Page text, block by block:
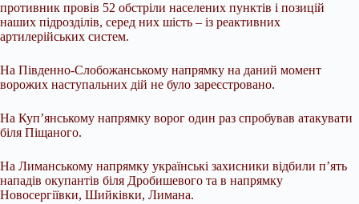
противник провів 52 обстріли населених пунктів і позицій
наших підрозділів, серед них шість – із реактивних
артилерійських систем.
На Південно-Слобожанському напрямку на даний момент
ворожих наступальних дій не було зареєстровано.
На Куп’янському напрямку ворог один раз спробував атакувати
біля Піщаного.
На Лиманському напрямку українські захисники відбили п’ять
нападів окупантів біля Дробишевого та в напрямку
Новосергіївки, Шийківки, Лимана.